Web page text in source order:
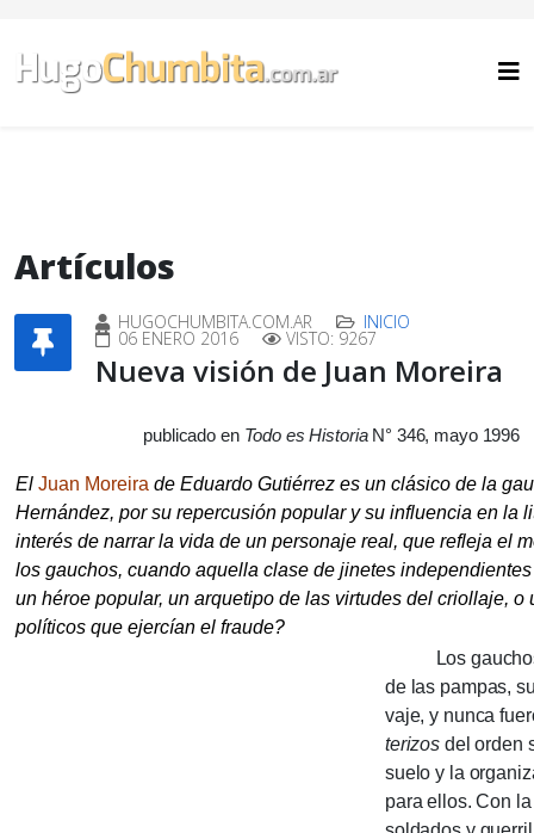
Artículos
HUGOCHUMBITA.COM.AR INICIO
06 ENERO 2016 VISTO: 9267
Nueva visión de Juan Moreira
publicado en Todo es HistoriaN° 346, mayo 1996
El Juan Moreira de Eduardo Gutiérrez es un clási­co de la
Hernández, por su reper­cu­sión popular y su in­fluencia en la
interés de narrar la vida de un personaje real, que refle­ja el
los gauchos, cuando aquella clase de jine­tes
un héroe popular, un arquetipo de las virtudes del crio­llaje,
políticos que ejercían el fraude?
Los gauchos
de las pampas,
va­je, y nunca
terizos del orden
suelo y la
para ellos. Con